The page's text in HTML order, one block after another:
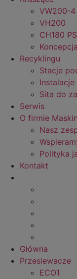
VW200-4
VH200
CH180 PS
Recyklingu
Stacje
Sita do
Serwis
O firmie
Nasz
Polityka
Kontakt
Główna
Przesiewacze
ECO1